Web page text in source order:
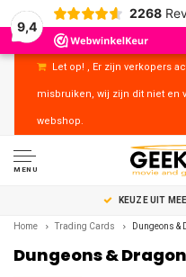
9,4
2268
Let op! , Er zijn verkopers
misbruiken, wij zijn dit niet en
webshop.
MENU
KEUZE UIT MEER DAN 3000
Home Trading Cards Dungeons &
Dungeons &